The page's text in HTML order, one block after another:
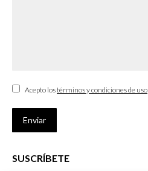
Acepto lostérminos y condiciones de uso
Enviar
SUSCRÍBETE